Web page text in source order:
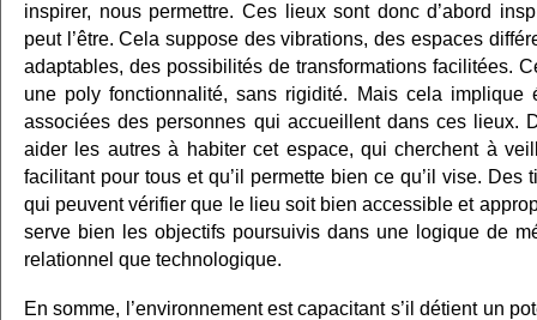
inspirer, nous permettre. Ces lieux sont donc d’abord
peut l’être. Cela suppose des vibrations, des espaces
adaptables, des possibilités de transformations facilitées.
une poly fonctionnalité, sans rigidité. Mais cela implique
associées des personnes qui accueillent dans ces lieux.
aider les autres à habiter cet espace, qui cherchent à
facilitant pour tous et qu’il permette bien ce qu’il vise. Des
qui peuvent vérifier que le lieu soit bien accessible et
serve bien les objectifs poursuivis dans une logique de
relationnel que technologique.
En somme, l’environnement est capacitant s’il détient un